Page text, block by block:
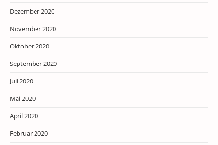
Dezember 2020
November 2020
Oktober 2020
September 2020
Juli 2020
Mai 2020
April 2020
Februar 2020